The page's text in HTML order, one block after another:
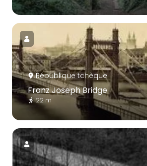
République tchèque
Franz Joseph Bridge
22 m